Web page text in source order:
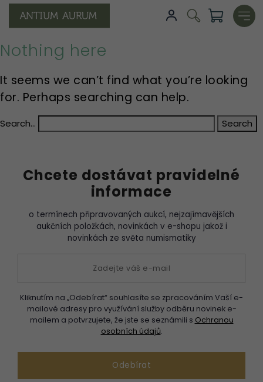
Nothing here
It seems we can’t find what you’re looking
for. Perhaps searching can help.
Search…
Chcete dostávat pravidelné
informace
o termínech připravovaných aukcí, nejzajímavějších
aukčních položkách, novinkách v e-shopu jakož i
novinkách ze světa numismatiky
Kliknutím na „Odebírat“ souhlasíte se zpracováním Vaší e-
mailové adresy pro využívání služby odběru novinek e-
mailem a potvrzujete, že jste se seznámili s Ochranou
osobních údajů.